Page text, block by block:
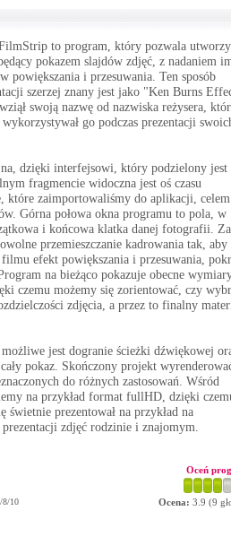
to program, który pozwala
pokazem slajdów zdjęć, z nadaniem
powiększania i przesuwania. Ten sposób
szerzej znany jest jako "Ken Burns
swoją nazwę od nazwiska reżysera,
wykorzystywał go podczas prezentacji
dzięki interfejsowi, który podzielony jest
fragmencie widoczna jest oś czasu
które zaimportowaliśmy do aplikacji, celem
Górna połowa okna programu to pola, w
i końcowa klatka danej fotografii. Za
przemieszczanie kadrowania tak, aby
efekt powiększania i przesuwania,
na bieżąco pokazuje obecne
czemu możemy się zorientować, czy
zdjęcia, a przez to finalny
jest dogranie ścieżki dźwiękowej
pokaz. Skończony projekt
do różnych zastosowań. Wśród
na przykład format fullHD, dzięki
świetnie prezentował na przykład na
zdjęć rodzinie i znajomym.
8/10
Oceń
Ocena: 3.9 (9